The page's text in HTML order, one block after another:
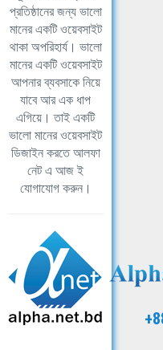
প্রতিষ্ঠানের জন্য ভালো
মানের একটি ওয়েবসাইট
থাকা অপরিহার্য। ভালো
মানের একটি ওয়েবসাইট
আপনার ব্যবসাকে নিয়ে
যাবে আর এক ধাপ
এগিয়ে। তাই একটি
ভালো মানের ওয়েবসাইট
ডিজাইন করতে আলফা
নেট এ আজ ই
যোগাযোগ করুন।